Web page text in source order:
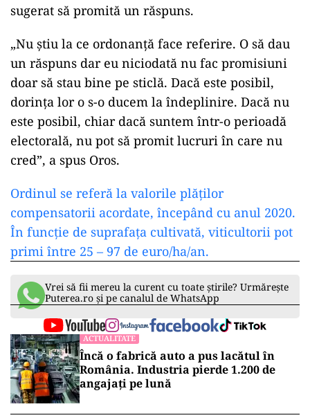
sugerat să promită un răspuns.
„Nu știu la ce ordonanță face referire. O să dau
un răspuns dar eu niciodată nu fac promisiuni
doar să stau bine pe sticlă. Dacă este posibil,
dorința lor o s-o ducem la îndeplinire. Dacă nu
este posibil, chiar dacă suntem într-o perioadă
electorală, nu pot să promit lucruri în care nu
cred”, a spus Oros.
Ordinul se referă la valorile plăţilor
compensatorii acordate, începând cu anul 2020.
În funcție de suprafața cultivată, viticultorii pot
primi între 25 – 97 de euro/ha/an.
Vrei să fii mereu la curent cu toate știrile? Urmărește
Puterea.ro și pe canalul de WhatsApp
ACTUALITATE
Încă o fabrică auto a pus lacătul în
România. Industria pierde 1.200 de
angajați pe lună